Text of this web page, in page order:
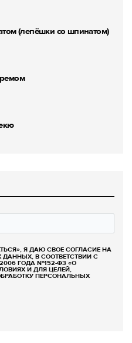
(лепёшки со шпинатом)
Я ДАЮ СВОЕ СОГЛАСИЕ НА
В СООТВЕТСТВИИ С
ГОДА №152-ФЗ «О
И ДЛЯ ЦЕЛЕЙ,
ПЕРСОНАЛЬНЫХ